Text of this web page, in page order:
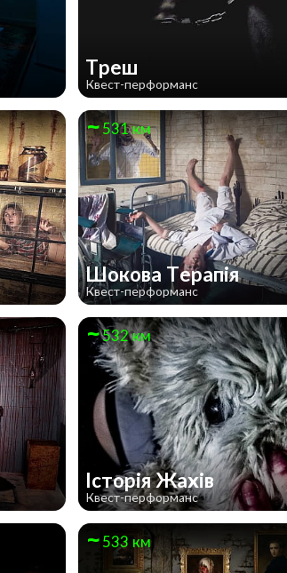
Треш
Квест-перформанс
531 км
Шокова Терапія
Квест-перформанс
532 км
Історія Жахів
Квест-перформанс
533 км